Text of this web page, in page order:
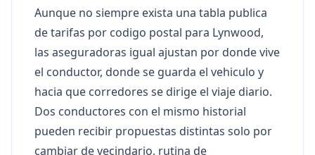
Aunque no siempre exista una tabla publica
de tarifas por codigo postal para Lynwood,
las aseguradoras igual ajustan por donde vive
el conductor, donde se guarda el vehiculo y
hacia que corredores se dirige el viaje diario.
Dos conductores con el mismo historial
pueden recibir propuestas distintas solo por
cambiar de vecindario, rutina de